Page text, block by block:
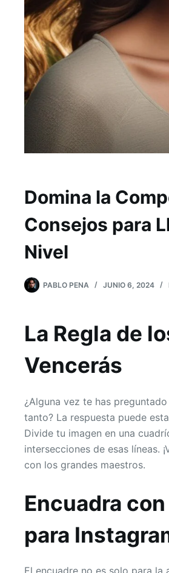
Domina la
Consejos para
Nivel
PABLO PENA JUNIO 6, 2024
La Regla de
Vencerás
¿Alguna vez te has
tanto? La respuesta puede
Divide tu imagen en una
intersecciones de esas líneas.
con los grandes maestros.
Encuadra
para
El encuadre no es solo para